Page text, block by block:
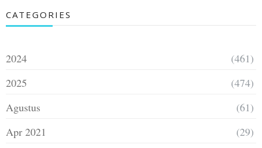
CATEGORIES
2024
(461)
2025
(474)
Agustus
(61)
Apr 2021
(29)